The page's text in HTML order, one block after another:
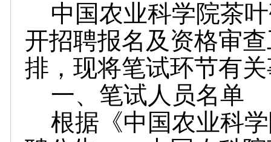
中国农业科学院茶
开招聘报名及资格审
排，现将笔试环节有
一、笔试人员名单
根据《中国农业科